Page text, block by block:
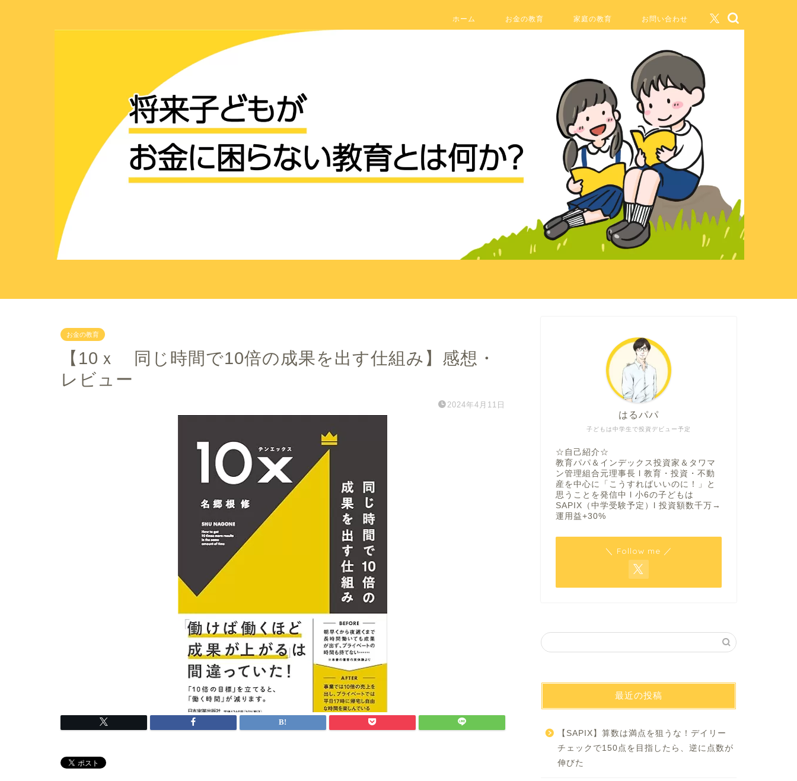
ホーム お金の教育 家庭の教育 お問い合わせ
お金の教育
【10ｘ 同じ時間で10倍の成果を出す仕組み】感想・
レビュー
2024年4月11日
子どもは中学生で投資デビュー予定
はるパパ
☆自己紹介☆
教育パパ＆インデックス投資家＆タワマ
ン管理組合元理事長 l 教育・投資・不動
産を中心に「こうすればいいのに！」と
思うことを発信中 l 小6の子どもは
SAPIX（中学受験予定）l 投資額数千万→
運用益+30%
＼ Follow me ／
最近の投稿
【SAPIX】算数は満点を狙うな！デイリー
チェックで150点を目指したら、逆に点数が
伸びた